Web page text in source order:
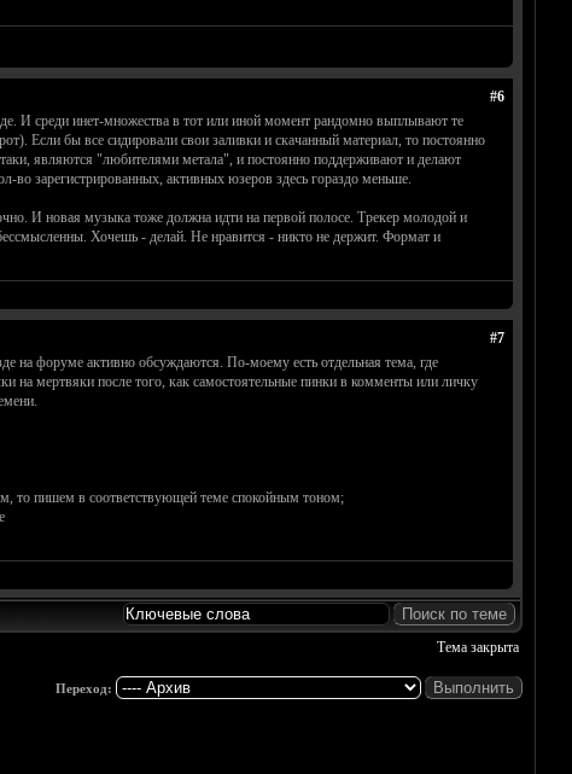
#6
И среди инет-множества в тот или иной момент рандомно выплывают те
Если бы все сидировали свои заливки и скачанный материал, то постоянно
являются "любителями метала", и постоянно поддерживают и делают
во зарегистрированных, активных юзеров здесь гораздо меньше.
И новая музыка тоже должна идти на первой полосе. Трекер молодой и
Хочешь - делай. Не нравится - никто не держит. Формат и
#7
на форуме активно обсуждаются. По-моему есть отдельная тема, где
на мертвяки после того, как самостоятельные пинки в комменты или личку
то пишем в соответствующей теме спокойным тоном;
Тема закрыта
Переход: